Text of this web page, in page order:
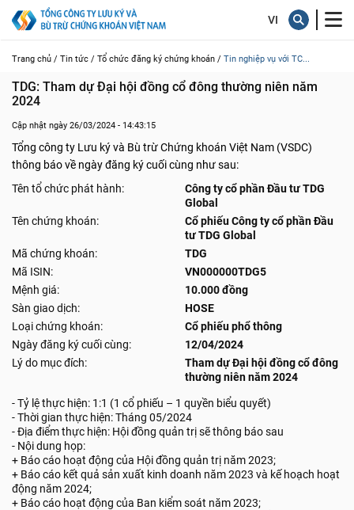
Trang chủ / Tin tức / Tổ chức đăng ký chứng khoán / Tin nghiệp vụ với TC...
TDG: Tham dự Đại hội đồng cổ đông thường niên năm
2024
Cập nhật ngày 26/03/2024 - 14:43:15
Tổng công ty Lưu ký và Bù trừ Chứng khoán Việt Nam (VSDC)
thông báo về ngày đăng ký cuối cùng như sau:
Tên tổ chức phát hành:
Công ty cổ phần Đầu tư TDG
Global
Tên chứng khoán:
Cổ phiếu Công ty cổ phần Đầu
tư TDG Global
Mã chứng khoán:
TDG
Mã ISIN:
VN000000TDG5
Mệnh giá:
10.000 đồng
Sàn giao dịch:
HOSE
Loại chứng khoán:
Cổ phiếu phổ thông
Ngày đăng ký cuối cùng:
12/04/2024
Lý do mục đích:
Tham dự Đại hội đồng cổ đông
thường niên năm 2024
- Tỷ lệ thực hiện: 1:1 (1 cổ phiếu – 1 quyền biểu quyết)
- Thời gian thực hiện: Tháng 05/2024
- Địa điểm thực hiện: Hội đồng quản trị sẽ thông báo sau
- Nội dung họp:
+ Báo cáo hoạt động của Hội đồng quản trị năm 2023;
+ Báo cáo kết quả sản xuất kinh doanh năm 2023 và kế hoạch hoạt
động năm 2024;
+ Báo cáo hoạt động của Ban kiểm soát năm 2023;